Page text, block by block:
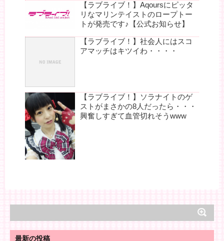
【ラブライブ！】Aqoursにピッタ
リなマリンテイストのロープトー
トが発売です♪【公式お知らせ】
【ラブライブ！】社会人にはスコ
アマッチはキツイわ・・・・
【ラブライブ！】ソラナイトのゲ
ストがまさかの8人だったら・・・
興奮しすぎて血管切れそうwww
最新の投稿